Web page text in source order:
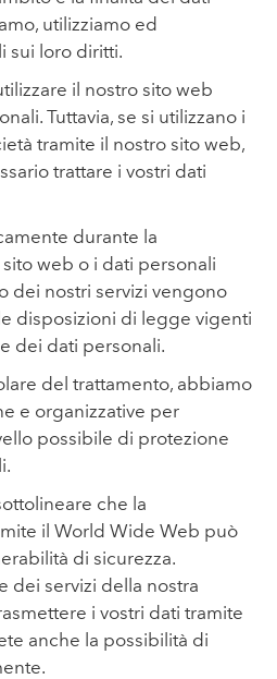
utilizziamo ed
sui loro diritti.
il nostro sito web
Tuttavia, se si utilizzano i
tramite il nostro sito web,
trattare i vostri dati
durante la
web o i dati personali
dei nostri servizi vengono
disposizioni di legge vigenti
dei dati personali.
del trattamento, abbiamo
e organizzative per
possibile di protezione
che la
il World Wide Web può
di sicurezza.
dei servizi della nostra
i vostri dati tramite
anche la possibilità di